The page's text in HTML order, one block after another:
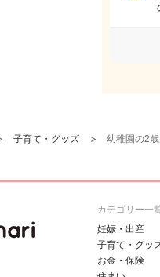
子育て・グッズ 幼稚園の2
カテゴリー一
妊娠・出産
子育て・グッ
お金・保険